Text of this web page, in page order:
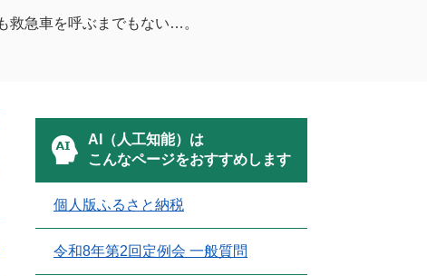
救急車を呼ぶまでもない…。
AI（人工知能）は
こんなページをおすすめします
個人版ふるさと納税
令和8年第2回定例会 一般質問